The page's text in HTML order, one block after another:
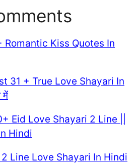
Romantic Kiss Quotes In
31 + True Love Shayari In
में
Eid Love Shayari 2 Line ||
Hindi
Line Love Shayari In Hindi